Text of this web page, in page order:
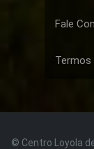
Fale
Termos
© Centro Loyola